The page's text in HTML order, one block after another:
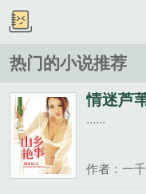
热门的小说推荐
情迷芦
......
作者：一